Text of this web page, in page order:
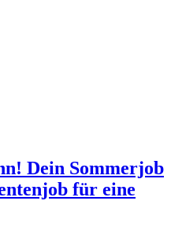
Dein Sommerjob
für eine